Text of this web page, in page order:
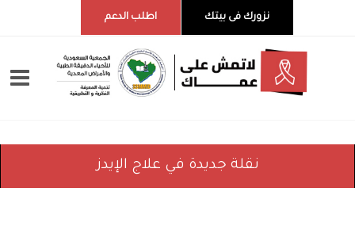
نزورك فى بيتك اطلب الدعم
نقلة جديدة في علاج الإيدز